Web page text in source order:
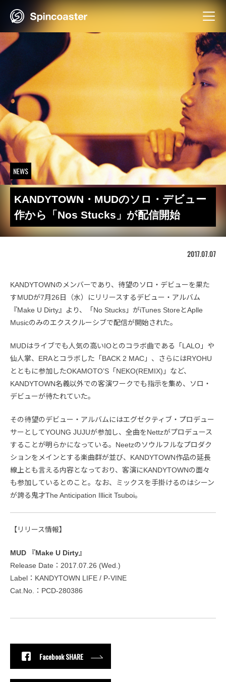
NEWS
KANDYTOWN・MUDのソロ・デビュー
作から「Nos Stucks」が配信開始
2017.07.07
KANDYTOWNのメンバーであり、待望のソロ・デビューを果た
すMUDが7月26日（水）にリリースするデビュー・アルバム
『Make U Dirty』より、「No Stucks」がiTunes StoreとAplle
Musicのみのエクスクルーシブで配信が開始された。
MUDはライブでも人気の高いIOとのコラボ曲である「LALO」や
仙人掌、ERAとコラボした「BACK 2 MAC」、さらにはRYOHU
とともに参加したOKAMOTO’S「NEKO(REMIX)」など、
KANDYTOWN名義以外での客演ワークでも指示を集め、ソロ・
デビューが待たれていた。
その待望のデビュー・アルバムにはエグゼクティブ・プロデュー
サーとしてYOUNG JUJUが参加し、全曲をNettzがプロデュース
することが明らかになっている。Neetzのソウルフルなプロダク
ションをメインとする楽曲群が並び、KANDYTOWN作品の延長
線上とも言える内容となっており、客演にKANDYTOWNの面々
も参加しているとのこと。なお、ミックスを手掛けるのはシーン
が誇る鬼才The Anticipation Illicit Tsuboi。
【リリース情報】
MUD 『Make U Dirty』
Release Date：2017.07.26 (Wed.)
Label：KANDYTOWN LIFE / P-VINE
Cat.No.：PCD-280386
Facebook SHARE